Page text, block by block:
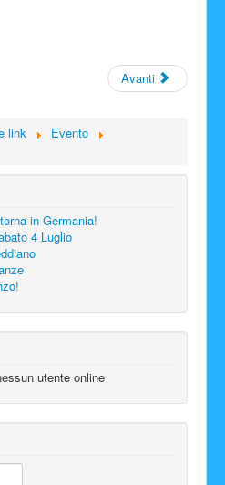
Avanti
link
Evento
in Germania!
4 Luglio
utente online